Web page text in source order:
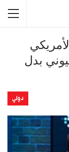
بدل
دولي